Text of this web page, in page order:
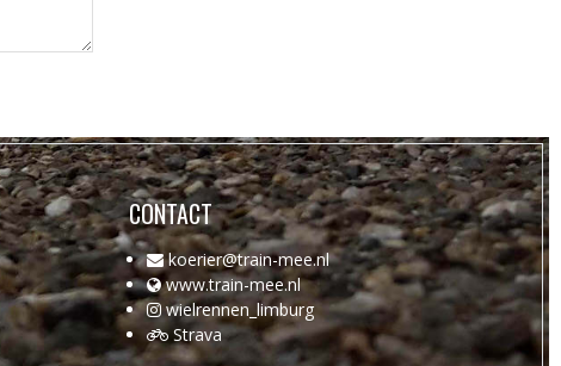
CONTACT
koerier@train-mee.nl
www.train-mee.nl
wielrennen_limburg
Strava